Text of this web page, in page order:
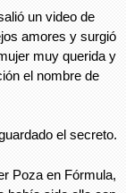
un video de
amores y surgió
muy querida y
el nombre de
el secreto.
Poza en Fórmula,